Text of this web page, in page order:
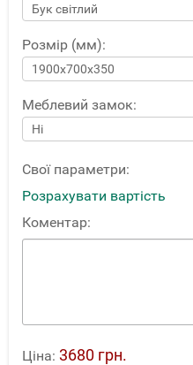
Розмір (мм):
Меблевий замок:
Свої параметри:
Розрахувати вартість
Коментар:
Ціна: 3680 грн.